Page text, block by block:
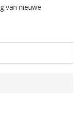
van nieuwe